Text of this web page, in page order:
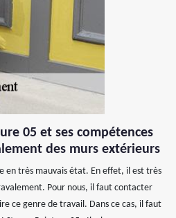
05 et ses compétences
des murs extérieurs
en très mauvais état. En effet, il est très
Pour nous, il faut contacter
ce genre de travail. Dans ce cas, il faut